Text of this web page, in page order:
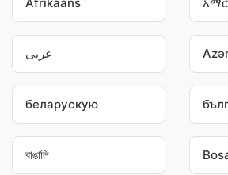
عربى
беларускую
বাঙালি